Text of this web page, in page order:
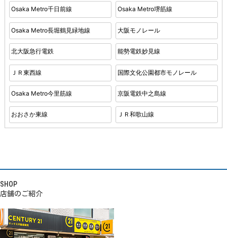
Osaka Metro千日前線 Osaka Metro堺筋線
Osaka Metro長堀鶴見緑地線 大阪モノレール
北大阪急行電鉄 能勢電鉄妙見線
ＪＲ東西線 国際文化公園都市モノレール
Osaka Metro今里筋線 京阪電鉄中之島線
おおさか東線 ＪＲ和歌山線
SHOP
店舗のご紹介